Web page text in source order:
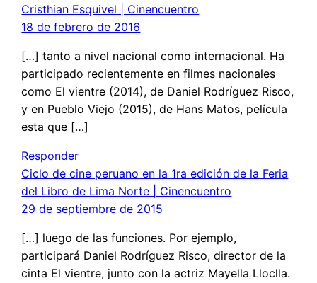
Cristhian Esquivel | Cinencuentro
18 de febrero de 2016
[…] tanto a nivel nacional como internacional. Ha
participado recientemente en filmes nacionales
como El vientre (2014), de Daniel Rodríguez Risco,
y en Pueblo Viejo (2015), de Hans Matos, película
esta que […]
Responder
Ciclo de cine peruano en la 1ra edición de la Feria
del Libro de Lima Norte | Cinencuentro
29 de septiembre de 2015
[…] luego de las funciones. Por ejemplo,
participará Daniel Rodríguez Risco, director de la
cinta El vientre, junto con la actriz Mayella Lloclla.